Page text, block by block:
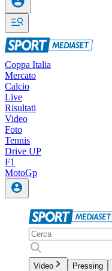
Coppa Italia
Mercato
Calcio
Live
Risultati
Video
Foto
Tennis
Drive UP
F1
MotoGp
Video Pressing